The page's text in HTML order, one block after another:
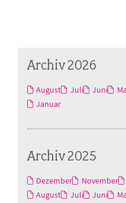
Archiv 2026
August Juli Juni
Januar
Archiv 2025
Dezember November
August
Juli Juni